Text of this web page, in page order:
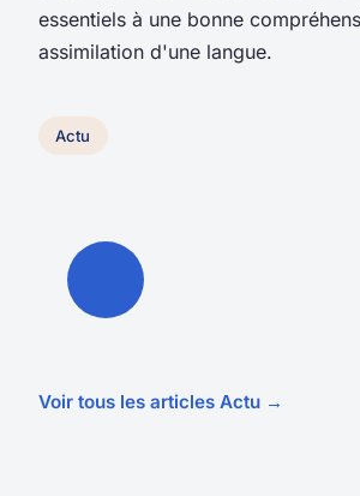
essentiels à une bonne
assimilation d'une langue.
Actu
Voir tous les articles Actu →